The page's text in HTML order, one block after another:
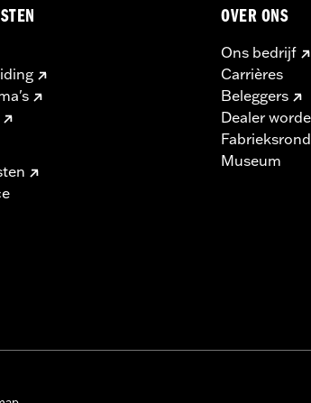
OVER ONS
Ons bedrijf
Carrières
Beleggers
Dealer
Museum